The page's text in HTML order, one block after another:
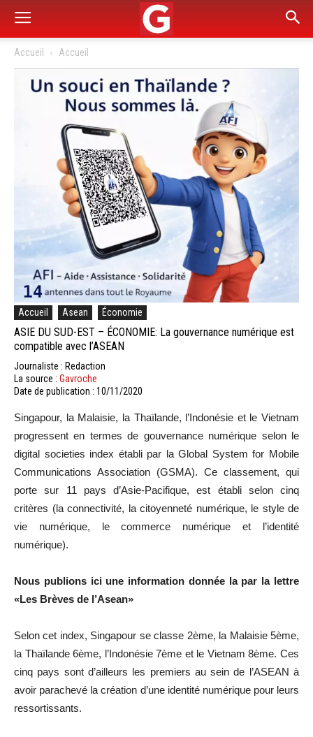
Accueil Accueil
Accueil Asean Économie
ASIE DU SUD-EST – ÉCONOMIE: La gouvernance numérique est
compatible avec l’ASEAN
Journaliste : Redaction
La source : Gavroche
Date de publication : 10/11/2020
Singapour, la Malaisie, la Thaïlande, l’Indonésie et le Vietnam
progressent en termes de gouvernance numérique selon le
digital societies index établi par la Global System for Mobile
Communications Association (GSMA). Ce classement, qui
porte sur 11 pays d’Asie-Pacifique, est établi selon cinq
critères (la connectivité, la citoyenneté numérique, le style de
vie numérique, le commerce numérique et l’identité
numérique).
Nous publions ici une information donnée la par la lettre
«Les Brèves de l’Asean»
Selon cet index, Singapour se classe 2ème, la Malaisie 5ème,
la Thaïlande 6ème, l’Indonésie 7ème et le Vietnam 8ème. Ces
cinq pays sont d’ailleurs les premiers au sein de l’ASEAN à
avoir parachevé la création d’une identité numérique pour leurs
ressortissants.